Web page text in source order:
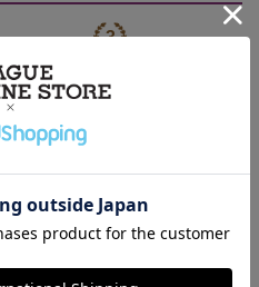
円
2026/27 オーセンティッ
クユニフォーム FP 1st